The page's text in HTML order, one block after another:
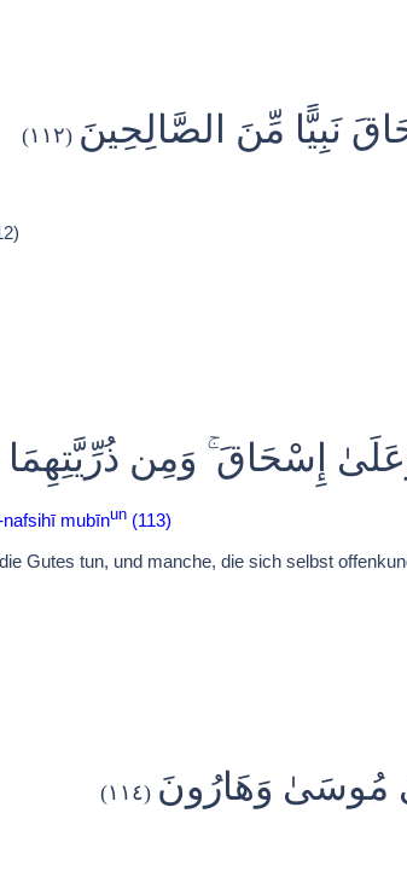
نَبِيًّا مِّنَ الصَّالِحِينَ (١١٢)
وَعَلَىٰ إِسْحَاقَ ۚ وَمِن
nafsihī mubīnun (113)
Gutes tun, und manche, die sich selbst
مُوسَىٰ وَهَارُونَ (١١٤)